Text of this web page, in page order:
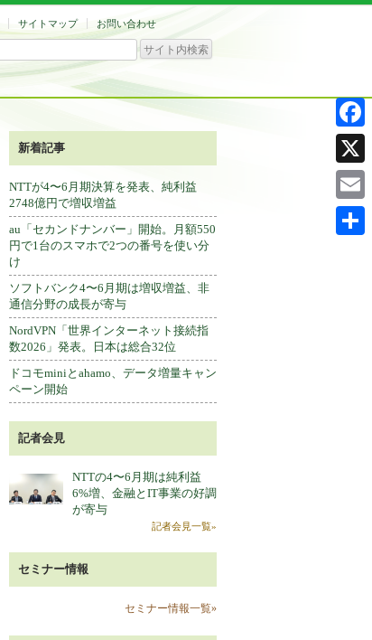
サイトマップ お問い合わせ
新着記事
NTTが4〜6月期決算を発表、純利益
2748億円で増収増益
au「セカンドナンバー」開始。月額550
円で1台のスマホで2つの番号を使い分
け
ソフトバンク4〜6月期は増収増益、非
通信分野の成長が寄与
NordVPN「世界インターネット接続指
数2026」発表。日本は総合32位
ドコモminiとahamo、データ増量キャン
ペーン開始
記者会見
NTTの4〜6月期は純利益
6%増、金融とIT事業の好調
が寄与
記者会見一覧»
セミナー情報
セミナー情報一覧»
X
Email